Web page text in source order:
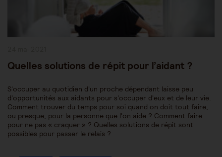
Quelles solutions de répit pour l’aidant ?
S'occuper au quotidien d'un proche dépendant laisse peu
d'opportunités aux aidants pour s'occuper d'eux et de leur vie.
Comment trouver du temps pour soi quand on doit tout faire,
ou presque, pour la personne que l'on aide ? Comment faire
pour ne pas « craquer » ? Quelles solutions de répit sont
possibles pour passer le relais ?